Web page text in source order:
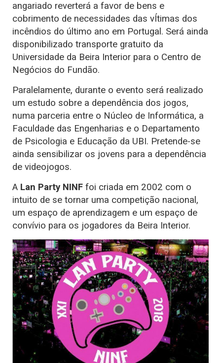
angariado reverterá a favor de bens e
cobrimento de necessidades das vÍtimas dos
incêndios do último ano em Portugal. Será ainda
disponibilizado transporte gratuito da
Universidade da Beira Interior para o Centro de
Negócios do Fundão.
Paralelamente, durante o evento será realizado
um estudo sobre a dependência dos jogos,
numa parceria entre o Núcleo de Informática, a
Faculdade das Engenharias e o Departamento
de Psicologia e Educação da UBI. Pretende-se
ainda sensibilizar os jovens para a dependência
de videojogos.
A Lan Party NINF foi criada em 2002 com o
intuito de se tornar uma competição nacional,
um espaço de aprendizagem e um espaço de
convívio para os jogadores da Beira Interior.